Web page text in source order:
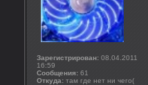
Зарегистрирован: 08.04.2011
16:59
Сообщения: 61
Откуда: там где нет ни чего(